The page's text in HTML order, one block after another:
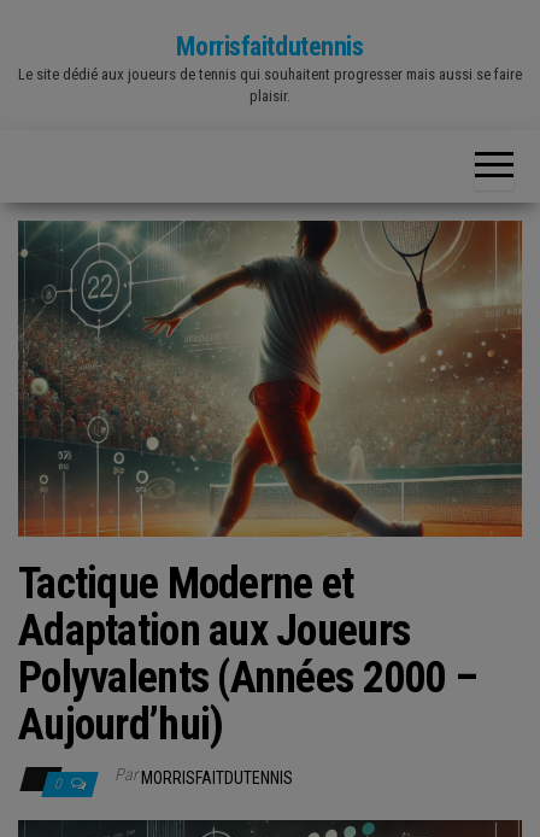
the
Morrisfaitdutennis
Le site dédié aux joueurs de tennis qui souhaitent progresser mais aussi se faire
plaisir.
Tactique Moderne et
Adaptation aux Joueurs
Polyvalents (Années 2000 –
Aujourd’hui)
0 ParMORRISFAITDUTENNIS